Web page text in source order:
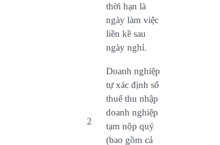
2
thời hạn là
ngày làm việc
liền kề sau
ngày nghỉ.
Doanh nghiệp
tự xác định số
thuế thu nhập
doanh nghiệp
tạm nộp quý
(bao gồm cả